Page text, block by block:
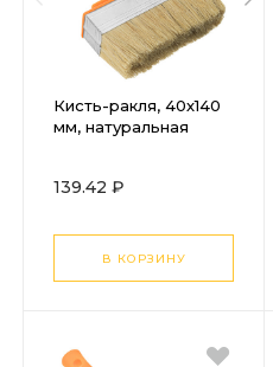
Кисть-ракля, 40х140
мм, натуральная
корпус,
Sparta
139.42 ₽
В КОРЗИНУ